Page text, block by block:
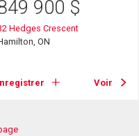
900 $
Hedges Crescent
ON
Voir